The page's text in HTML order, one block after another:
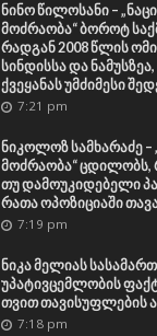
ნინო წილოსანი –
მოძრაობა“ ბოროტ
რადგან 2008 წლის
სინდისსა და
ქვეყანას უმძიმესი
7:21 pm
ნიკოლოზ სამხარაძე
მოძრაობა“ ცდილობს,
თუ დამოუკიდებელი
რათა ოპოზიციაში
7:19 pm
ნიკა მელიას
უპატივცემლობის
თვით თავისუფლების
7:18 pm